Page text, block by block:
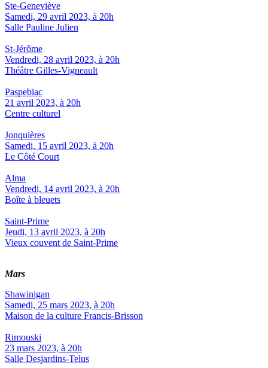
Ste-Geneviève
Samedi, 29 avril 2023, à 20h
Salle Pauline Julien
St-Jérôme
Vendredi, 28 avril 2023, à 20h
Théâtre Gilles-Vigneault
Paspebiac
21 avril 2023, à 20h
Centre culturel
Jonquières
Samedi, 15 avril 2023, à 20h
Le Côté Court
Alma
Vendredi, 14 avril 2023, à 20h
Boîte à bleuets
Saint-Prime
Jeudi, 13 avril 2023, à 20h
Vieux couvent de Saint-Prime
Mars
Shawinigan
Samedi, 25 mars 2023, à 20h
Maison de la culture Francis-Brisson
Rimouski
23 mars 2023, à 20h
Salle Desjardins-Telus